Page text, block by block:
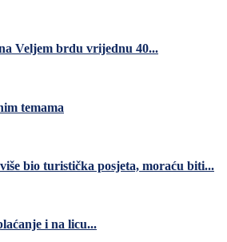
Veljem brdu vrijednu 40...
temama
bio turistička posjeta, moraću biti...
i na licu...